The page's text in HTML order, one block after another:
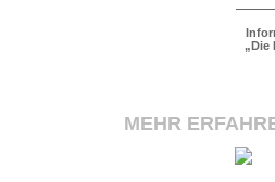
„Die
MEHR